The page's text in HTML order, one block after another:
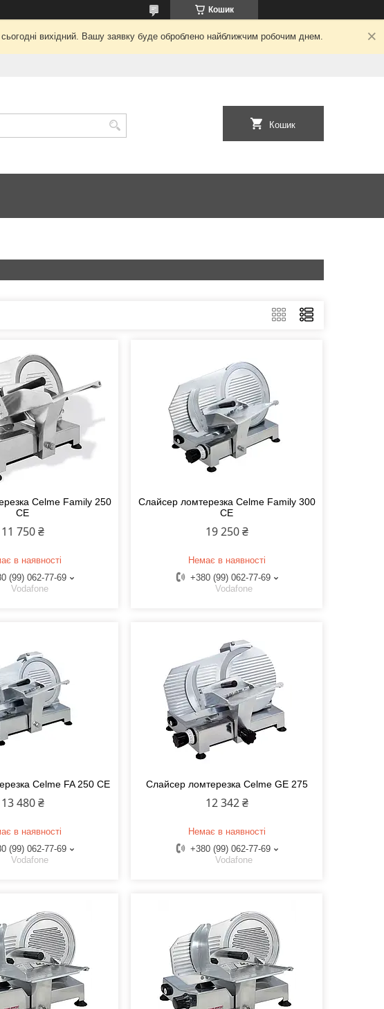
Кошик
вихідний. Вашу заявку буде оброблено найближчим робочим днем.
Кошик
Celme Family 250
CE
11 750 ₴
в наявності
(99) 062-77-69
Vodafone
Слайсер ломтерезка Celme Family 300
CE
19 250 ₴
Немає в наявності
+380 (99) 062-77-69
Vodafone
Celme FA 250 CE
13 480 ₴
в наявності
(99) 062-77-69
Vodafone
Слайсер ломтерезка Celme GE 275
12 342 ₴
Немає в наявності
+380 (99) 062-77-69
Vodafone